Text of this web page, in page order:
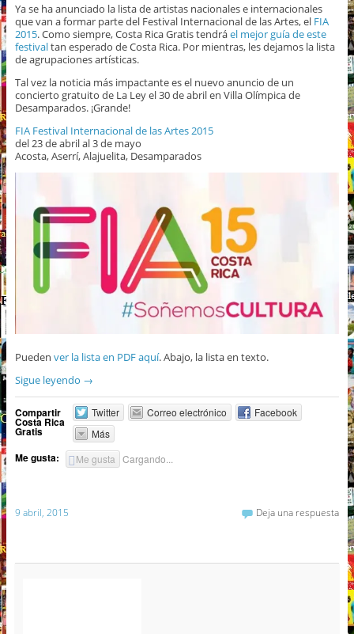
Ya se ha anunciado la lista de artistas nacionales e internacionales
que van a formar parte del Festival Internacional de las Artes, el FIA
2015. Como siempre, Costa Rica Gratis tendráel mejor guía de este
festivaltan esperado de Costa Rica. Por mientras, les dejamos la lista
de agrupaciones artísticas.
Tal vez la noticia más impactante es el nuevo anuncio de un
concierto gratuito de La Ley el 30 de abril en Villa Olímpica de
Desamparados. ¡Grande!
FIA Festival Internacional de las Artes 2015
del 23 de abril al 3 de mayo
Acosta, Aserrí, Alajuelita, Desamparados
Pueden ver la lista en PDF aquí. Abajo, la lista en texto.
Sigue leyendo →
Compartir
Costa Rica
Gratis
Twitter Correo electrónico
Facebook
Más
Me gusta: Me gusta Cargando...
9 abril, 2015 Deja una respuesta